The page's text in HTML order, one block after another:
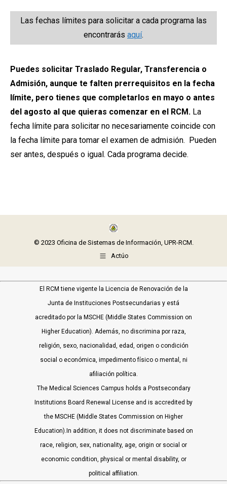
Las fechas límites para solicitar a cada programa las
encontrarás aquí.
Puedes solicitar Traslado Regular, Transferencia o
Admisión, aunque te falten prerrequisitos en la fecha
límite, pero tienes que completarlos en mayo o antes
del agosto al que quieras comenzar en el RCM. La
fecha límite para solicitar no necesariamente coincide con
la fecha límite para tomar el examen de admisión. Pueden
ser antes, después o igual. Cada programa decide.
© 2023 Oficina de Sistemas de Información, UPR-RCM.
Actúo
El RCM tiene vigente la Licencia de Renovación de la
Junta de Instituciones Postsecundarias y está
acreditado por la MSCHE (Middle States Commission on
Higher Education). Además, no discrimina por raza,
religión, sexo, nacionalidad, edad, origen o condición
social o económica, impedimento físico o mental, ni
afiliación política.
The Medical Sciences Campus holds a Postsecondary
Institutions Board Renewal License and is accredited by
the MSCHE (Middle States Commission on Higher
Education).In addition, it does not discriminate based on
race, religion, sex, nationality, age, origin or social or
economic condition, physical or mental disability, or
political affiliation.